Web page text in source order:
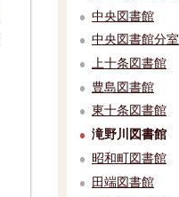
中央図書館
中央図書館分室
上十条図書館
豊島図書館
東十条図書館
滝野川図書館
昭和町図書館
田端図書館